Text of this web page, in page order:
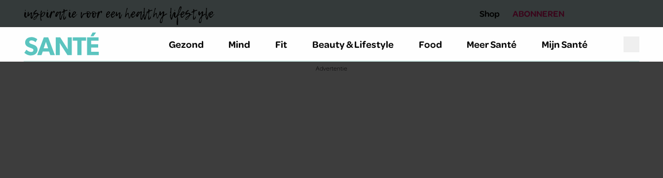
inspiratie voor een healthy lifestyle Shop ABONNEREN
Gezond Mind Fit Beauty & Lifestyle Food Meer Santé Mijn Santé